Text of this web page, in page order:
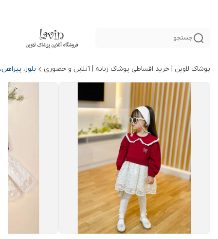
جستجو
پوشاک لاوین | خرید اقساطی پوشاک زنانه | آنلاین و حضوری بلوز،